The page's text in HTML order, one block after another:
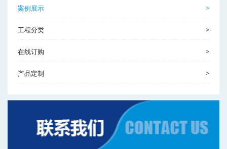
案例展示 >
工程分类 >
在线订购 >
产品定制 >